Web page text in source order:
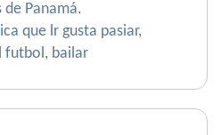
de Panamá.
que lr gusta pasiar,
futbol, bailar